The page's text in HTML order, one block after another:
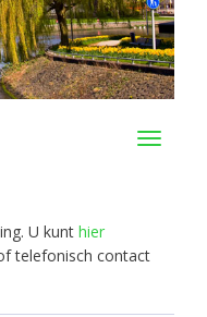
Toggle
U kunt hier
telefonisch contact